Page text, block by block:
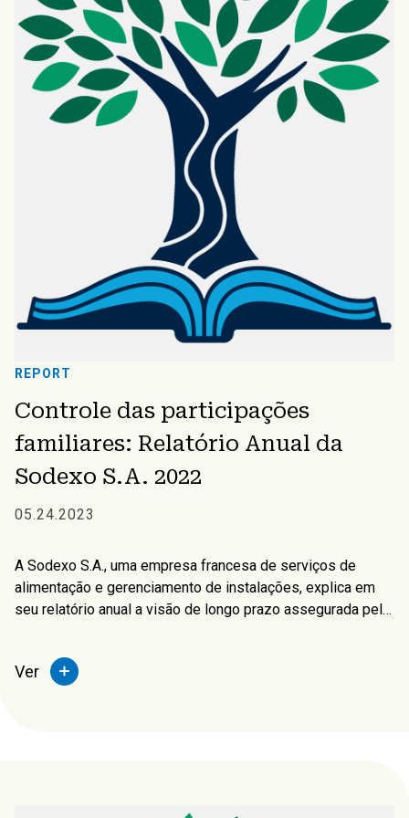
REPORT
Controle das participações
familiares: Relatório Anual da
Sodexo S.A. 2022
05.24.2023
A Sodexo S.A., uma empresa francesa de serviços de
alimentação e gerenciamento de instalações, explica em
seu relatório anual a visão de longo prazo assegurada pela
Ver